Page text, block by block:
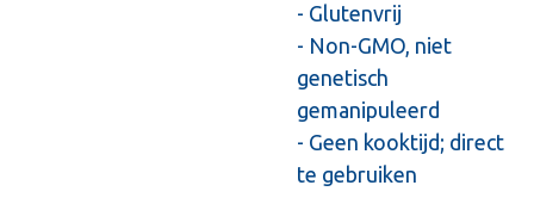
- Glutenvrij
- Non-GMO, niet
genetisch
gemanipuleerd
- Geen kooktijd; direct
te gebruiken